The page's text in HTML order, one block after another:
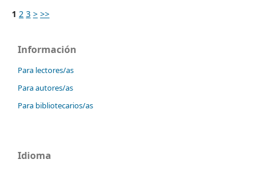
1 2 3 > >>
Información
Para lectores/as
Para autores/as
Para bibliotecarios/as
Idioma